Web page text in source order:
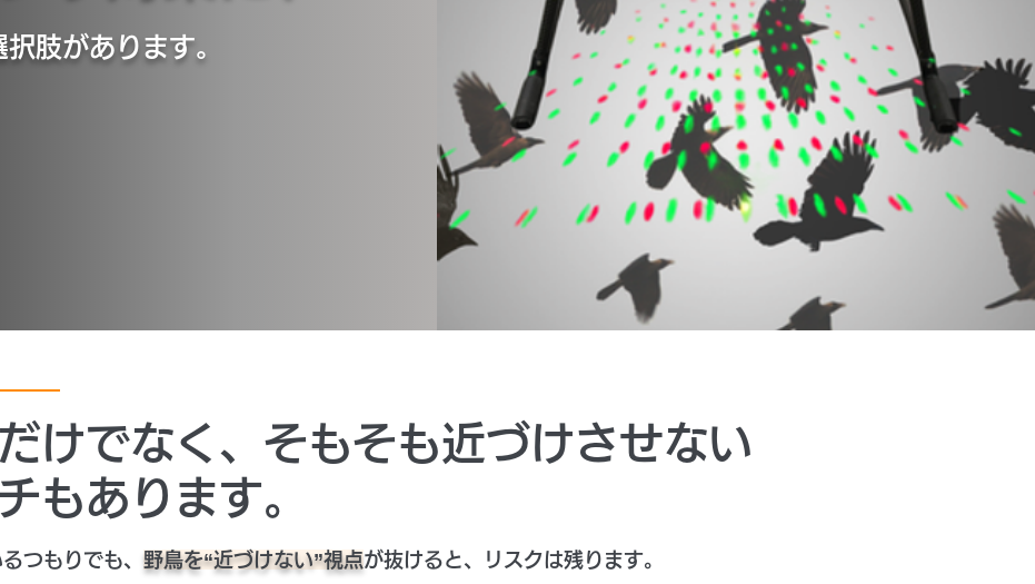
肢があります。
けでなく、そもそも近づけさせない
もあります。
つもりでも、 野鳥を“近づけない”視点が抜けると、リスクは残ります。